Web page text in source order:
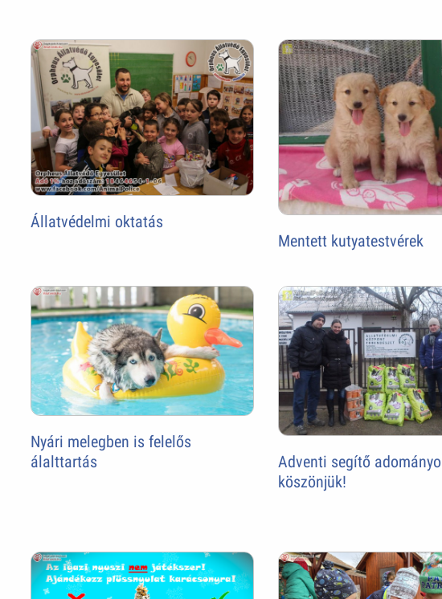
Állatvédelmi oktatás
Mentett kutyatestvérek
Nyári melegben is felelős
álalttartás
Adventi segítő
köszönjük!